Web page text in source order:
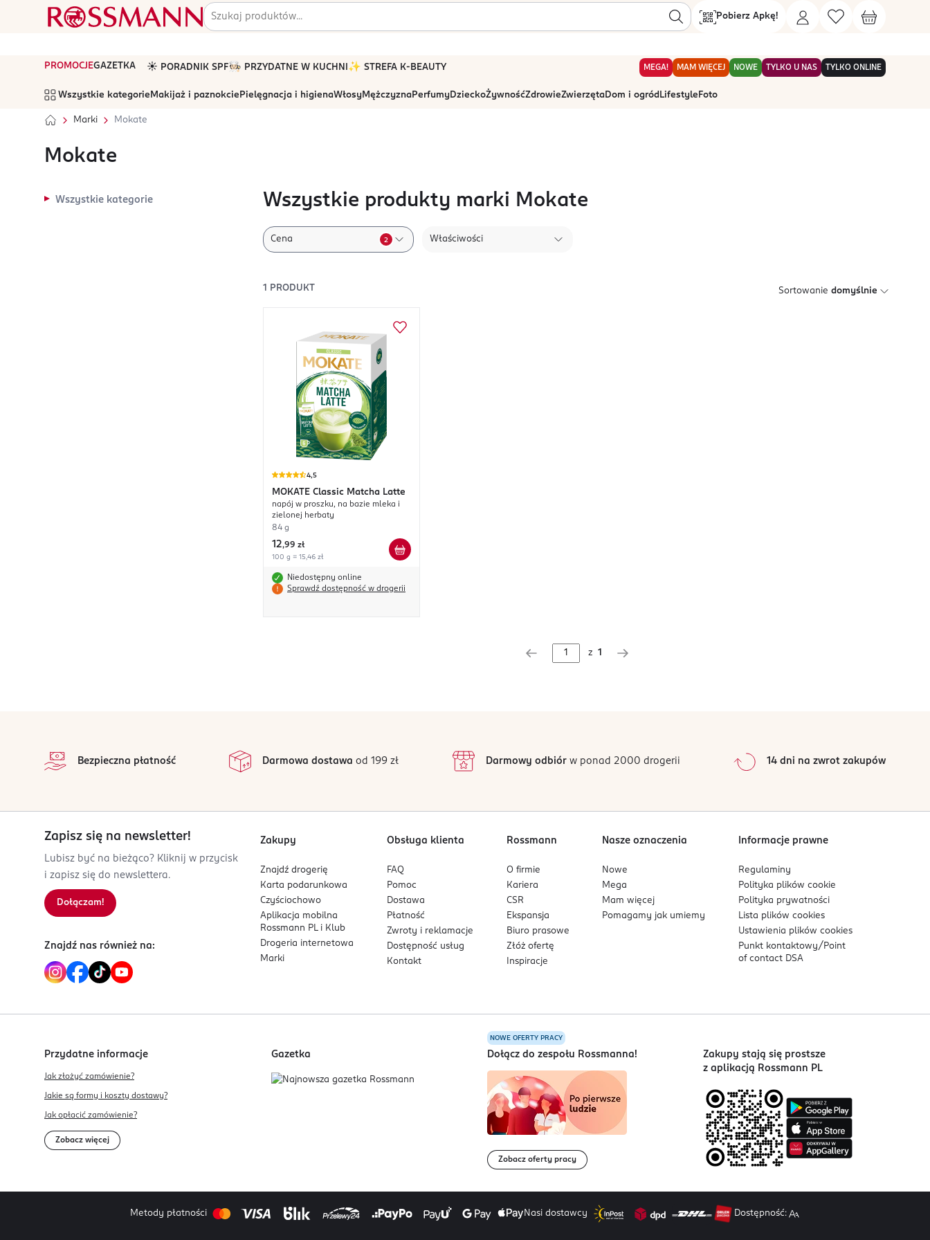
Pobierz Apkę!
PROMOCJEGAZETKA ☀️ PORADNIK SPF🧑🏻‍🍳 PRZYDATNE W KUCHNI ✨ STREFA K-BEAUTY MEGA! MAM WIĘCEJ NOWE TYLKO U NAS TYLKO ONLINE
Wszystkie kategorie Makijaż i paznokcie Pielęgnacja i higienaWłosyMężczyznaPerfumyDzieckoŻywnośćZdrowieZwierzętaDom i ogród Lifestyle Foto
Marki Mokate
Mokate
Wszystkie kategorie Wszystkie produkty marki Mokate
Cena 2 Właściwości
1 PRODUKT Sortowanie domyślnie
4,5
MOKATE Classic Matcha Latte
napój w proszku, na bazie mleka i
zielonej herbaty
84 g
12,99 zł
100 g = 15,46 zł
Niedostępny online
Sprawdź dostępność w drogerii
z 1
Bezpieczna płatność Darmowa dostawa od 199 zł Darmowy odbiórw ponad 2000 drogerii 14 dni na zwrot zakupów
Zapisz się na newsletter!
Lubisz być na bieżąco? Kliknij w przycisk
i zapisz się do newslettera.
Dołączam!
Znajdź nas również na:
Zakupy
Znajdź drogerię
Karta podarunkowa
Czyściochowo
Aplikacja mobilna
Rossmann PL i Klub
Drogeria internetowa
Marki
Obsługa klienta
FAQ
Pomoc
Dostawa
Płatność
Zwroty i reklamacje
Dostępność usług
Kontakt
Rossmann
O firmie
Kariera
CSR
Ekspansja
Biuro prasowe
Złóż ofertę
Inspiracje
Nasze oznaczenia
Nowe
Mega
Mam więcej
Pomagamy jak umiemy
Informacje prawne
Regulaminy
Polityka plikówcookie
Polityka prywatności
Lista plikówcookies
Ustawienia plikówcookies
Punkt kontaktowy/ Point
of contact DSA
Przydatne informacje
Jak złożyć zamówienie?
Jakie są formy i koszty dostawy?
Jak opłacić zamówienie?
Zobacz więcej
Gazetka
NOWE OFERTY PRACY
Dołącz do zespołu Rossmanna!
Zobacz oferty pracy
Zakupy stają się prostsze
z aplikacją Rossmann PL
Metody płatności Nasi dostawcy Dostępność: